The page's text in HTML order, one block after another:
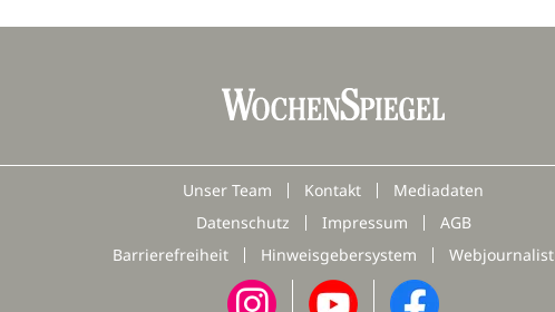
Unser Team Kontakt
Mediadaten
Datenschutz
Impressum
AGB
Barrierefreiheit
Hinweisgebersystem Webjournalist